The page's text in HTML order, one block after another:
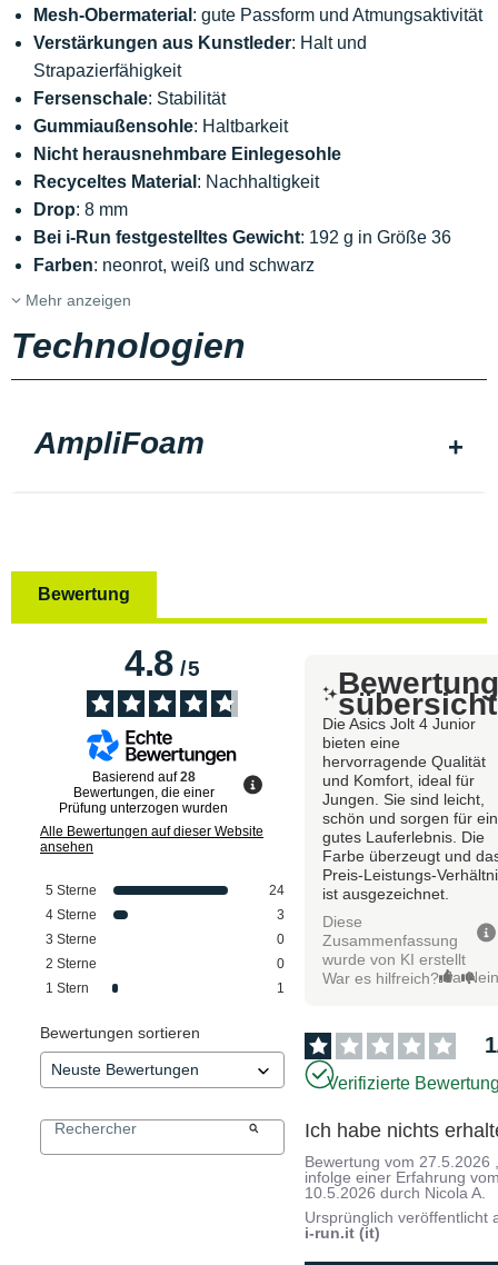
Mesh-Obermaterial : gute Passform und Atmungsaktivität
Verstärkungen aus Kunstleder: Halt und
Strapazierfähigkeit
Fersenschale: Stabilität
Gummiaußensohle: Haltbarkeit
Nicht herausnehmbare Einlegesohle
Recyceltes Material : Nachhaltigkeit
Drop: 8 mm
Bei i-Run festgestelltes Gewicht: 192 g in Größe 36
Farben: neonrot, weiß und schwarz
Mehr anzeigen
Technologien
AmpliFoam
Bewertung
4.8/5
Basierend auf28
Bewertungen, die einer
Prüfung unterzogen wurden
Alle Bewertungen auf dieser Website
ansehen
5 Sterne
24
4 Sterne
3
3 Sterne
0
2 Sterne
0
1 Stern 1
Bewertungen sortieren
sübersicht
Die Asics Jolt 4 Junior
bieten eine
hervorragende Qualität
und Komfort, ideal für
Jungen. Sie sind leicht,
schön und sorgen für ein
gutes Lauferlebnis. Die
Farbe überzeugt und
Preis-Leistungs-
ist ausgezeichnet.
Diese
Zusammenfassung
wurde von KI erstellt
War es hilfreich? Ja
1
Verifizierte
Ich habe nichts
Bewertung vom 27.5.2026
infolge einer Erfahrung
10.5.2026 durch Nicola A.
Ursprünglich veröffentlicht
i-run.it (it)